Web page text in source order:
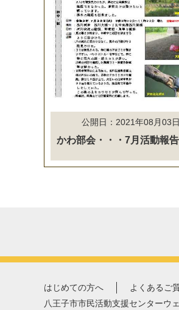
公開日：2021年08月03日
かわ部会・・・7月活動報告
はじめての方へ よくあるご
八王子市市民活動支援センターウ